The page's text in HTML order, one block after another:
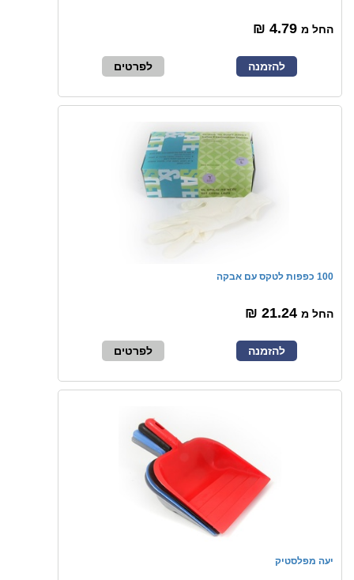
החל מ
להזמנה לפרטים
100 כפפות לטקס עם אבקה
החל מ
להזמנה לפרטים
יעה מפלסטיק